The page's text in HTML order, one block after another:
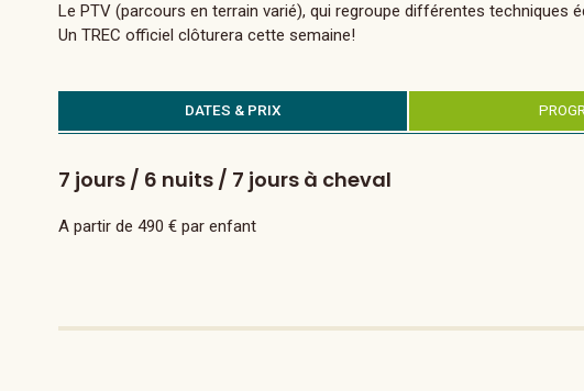
Le PTV (parcours en terrain varié), qui regroupe différentes techniques
Un TREC officiel clôturera cette semaine!
DATES & PRIX
7 jours / 6 nuits / 7 jours à cheval
A partir de 490 € par enfant